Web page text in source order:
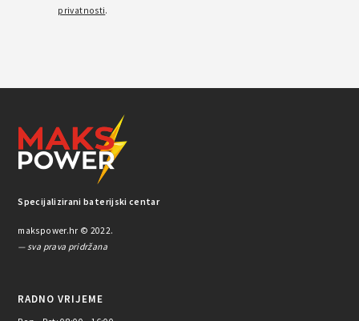
privatnosti.
Specijalizirani baterijski centar
makspower.hr © 2022.
— sva prava pridržana
RADNO VRIJEME